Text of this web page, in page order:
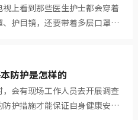
上看到那些医生护士都会穿着
护目镜，还要带着多层口罩。
防护是怎样的
会有现场工作人员去开展调查
护措施才能保证自身健康安